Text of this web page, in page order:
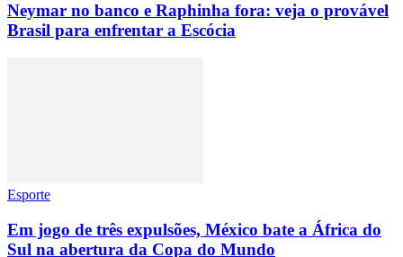
Neymar no banco e Raphinha fora: veja o provável
Brasil para enfrentar a Escócia
Esporte
Em jogo de três expulsões, México bate a África do
Sul na abertura da Copa do Mundo